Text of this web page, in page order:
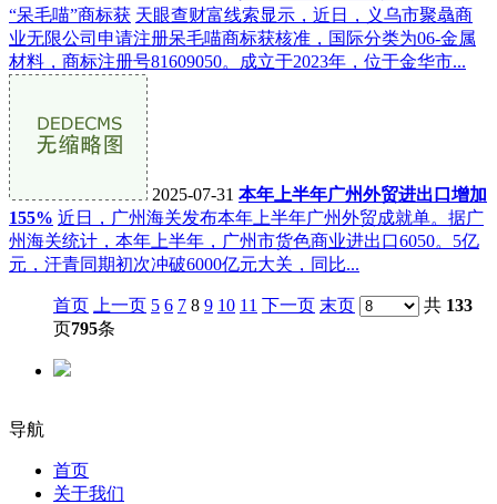
“呆毛喵”商标获 天眼查财富线索显示，近日，义乌市聚骉商
业无限公司申请注册呆毛喵商标获核准，国际分类为06-金属
材料，商标注册号81609050。成立于2023年，位于金华市...
2025-07-31 本年上半年广州外贸进出口增加
155% 近日，广州海关发布本年上半年广州外贸成就单。据广
州海关统计，本年上半年，广州市货色商业进出口6050。5亿
元，汗青同期初次冲破6000亿元大关，同比...
首页 上一页 5 6 7 8 9 10 11 下一页 末页 共 133
页795条
导航
首页
关于我们